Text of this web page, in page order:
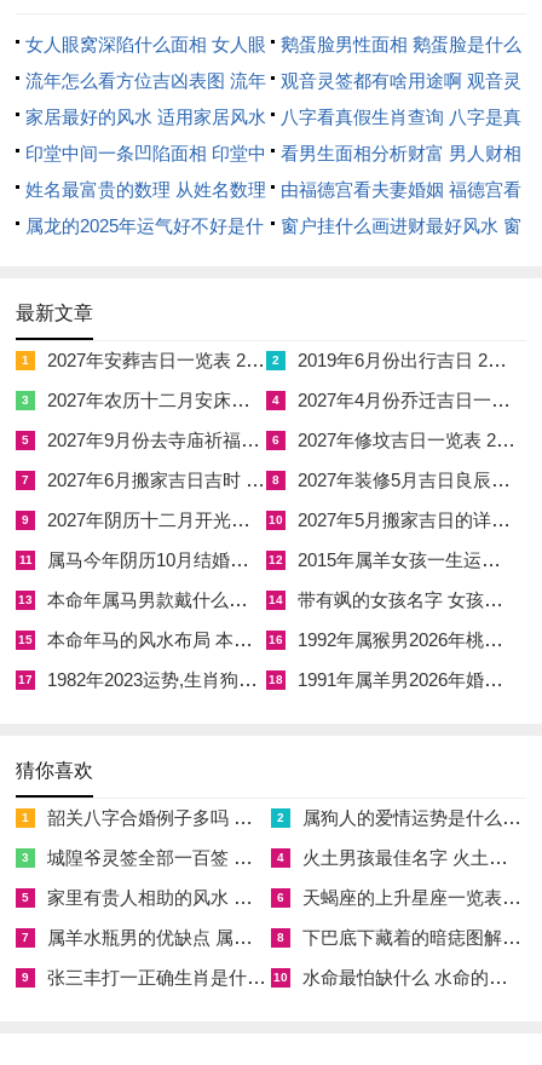
女人眼窝深陷什么面相 女人眼
窝深陷是短命相吗
鹅蛋脸男性面相 鹅蛋脸是什么
脸型男性
流年怎么看方位吉凶表图 流年
位置怎么看
观音灵签都有啥用途啊 观音灵
签全部签签词
家居最好的风水 适用家居风水
八字看真假生肖查询 八字是真
还是假
印堂中间一条凹陷面相 印堂中
间有条线沟好不好
看男生面相分析财富 男人财相
从哪里看
姓名最富贵的数理 从姓名数理
看富豪
由福德宫看夫妻婚姻 福德宫看
配偶生肖
属龙的2025年运气好不好是什
2025年属龙人的全年运势
窗户挂什么画进财最好风水 窗
最新文章
1 2027年安葬吉日一览表 2027年12月安葬吉日一览表 2 2019年6月份出行吉日 2027年6月出行吉日一览表
3 2027年农历十二月安床吉日 2027年正月安床吉日吉时查询 4 2027年4月份乔迁吉日一览表 2027年4月乔迁吉日吉时查询
5 2027年9月份去寺庙祈福的日子 2027年5月去寺庙吉日一览表 6 2027年修坟吉日一览表 2027年农历2月修坟吉日一览表
7 2027年6月搬家吉日吉时 2027年农历6月搬家吉日一览表 8 2027年装修5月吉日良辰查询表 2027年农历5月装修吉日一览表
9 2027年阴历十二月开光吉日 2027年12月开光吉日一览表 10 2027年5月搬家吉日的详细解释 2027年5月搬家吉日吉时查询
11 属马今年阴历10月结婚好吗 属马还有几年本命年结婚呢好吗 12 2015年属羊女孩一生运势 2015年属羊女2026年健康运好吗
13 本命年属马男款戴什么财神 本命年属马男士戴什么好一点 14 带有飒的女孩名字 女孩取名字带飒字有什么名字好听
15 本命年马的风水布局 本命年马的佛像怎么摆放 16 1992年属猴男2026年桃花运 1992年属猴男2026年感情运如何
17 1982年2023运势,生肖狗1982年2023运势 18 1991年属羊男2026年婚姻运势 1991年属羊男2026年感情运如何
猜你喜欢
1 韶关八字合婚例子多吗 韶关八字测风水 2 属狗人的爱情运势是什么意思 属狗的人爱情观
3 城隍爷灵签全部一百签 城隍爷灵签解签大全 4 火土男孩最佳名字 火土属性的字男孩名字有哪些
5 家里有贵人相助的风水 家里有贵人是什么意思 6 天蝎座的上升星座一览表 天蝎座的上升星座查询
7 属羊水瓶男的优缺点 属羊水瓶座男生性格爱情观 8 下巴底下藏着的暗痣图解 下巴尖底下有痣代表什么
9 张三丰打一正确生肖是什么意思 张三丰是指什么生肖 10 水命最怕缺什么 水命的人忌什么